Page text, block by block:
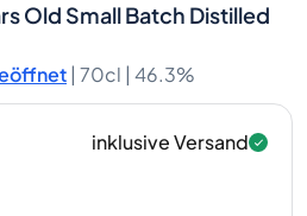
Old Small Batch Distilled
| 70cl | 46.3%
inklusive Versand